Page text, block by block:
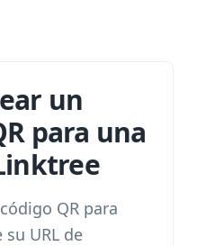
un
para una
QR para
URL de